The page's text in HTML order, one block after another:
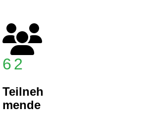
62
Teilneh
mende